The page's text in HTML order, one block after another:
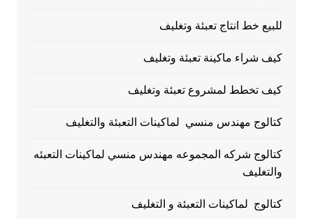
للبيع خط انتاج تعبئة وتغليف
كيف شراء ماكينة تعبئة وتغليف
كيف تخطط لمشروع تعبئة وتغليف
كتالوج مهندس منسي لماكينات التعبئة والتغليف
كتالوج شركه المجموعه مهندس منسي لماكينات التعبئه
والتغليف
كتالوج لماكينات التعبئة و التغليف